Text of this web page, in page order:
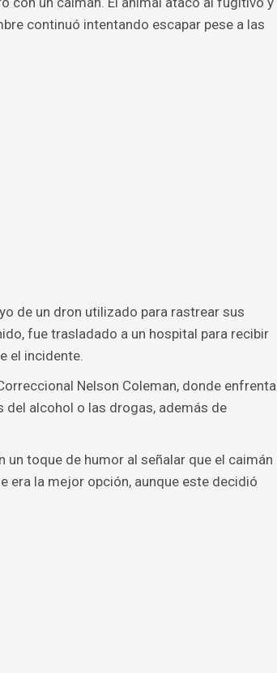
continuó intentando escapar pese a las
de un dron utilizado para rastrear sus
fue trasladado a un hospital para recibir
el incidente.
Nelson Coleman, donde enfrenta
alcohol o las drogas, además de
toque de humor al señalar que el caimán
era la mejor opción, aunque este decidió